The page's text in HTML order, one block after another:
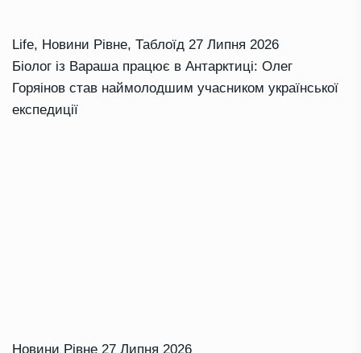
Life, Новини Рівне, Таблоїд 27 Липня 2026
Біолог із Вараша працює в Антарктиці: Олег
Горяінов став наймолодшим учасником української
експедиції
Новини Рівне 27 Липня 2026